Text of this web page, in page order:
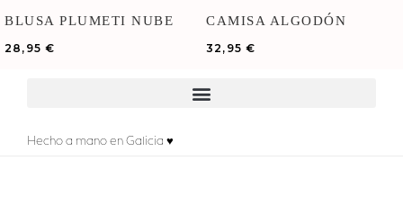
BLUSA PLUMETI NUBE
28,95€
CAMISA ALGODÓN
32,95€
Hecho a mano en Galicia ♥